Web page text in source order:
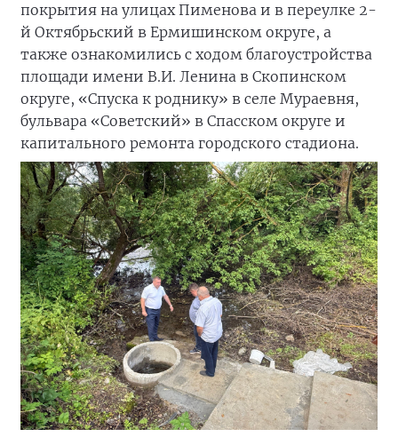
покрытия на улицах Пименова и в переулке 2-
й Октябрьский в Ермишинском округе, а
также ознакомились с ходом благоустройства
площади имени В.И. Ленина в Скопинском
округе, «Спуска к роднику» в селе Мураевня,
бульвара «Советский» в Спасском округе и
капитального ремонта городского стадиона.